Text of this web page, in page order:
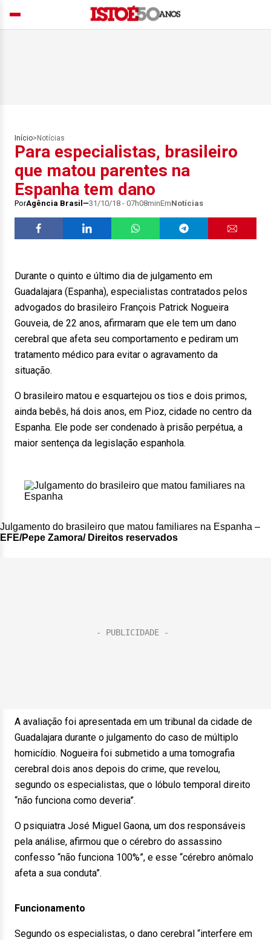
Início> Notícias
Para especialistas, brasileiro
que matou parentes na
Espanha tem dano
PorAgência Brasil 31/10/18 - 07h08minEmNotícias
Durante o quinto e último dia de julgamento em
Guadalajara (Espanha), especialistas contratados pelos
advogados do brasileiro François Patrick Nogueira
Gouveia, de 22 anos, afirmaram que ele tem um dano
cerebral que afeta seu comportamento e pediram um
tratamento médico para evitar o agravamento da
situação.
O brasileiro matou e esquartejou os tios e dois primos,
ainda bebês, há dois anos, em Pioz, cidade no centro da
Espanha. Ele pode ser condenado à prisão perpétua, a
maior sentença da legislação espanhola.
Julgamento do brasileiro que matou familiares na Espanha –
EFE/Pepe Zamora/ Direitos reservados
A avaliação foi apresentada em um tribunal da cidade de
Guadalajara durante o julgamento do caso de múltiplo
homicídio. Nogueira foi submetido a uma tomografia
cerebral dois anos depois do crime, que revelou,
segundo os especialistas, que o lóbulo temporal direito
“não funciona como deveria”.
O psiquiatra José Miguel Gaona, um dos responsáveis
pela análise, afirmou que o cérebro do assassino
confesso “não funciona 100%”, e esse “cérebro anômalo
afeta a sua conduta”.
Funcionamento
Segundo os especialistas, o dano cerebral “interfere em